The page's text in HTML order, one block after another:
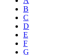
B
C
D
E
F
G